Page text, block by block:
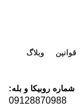
قوانین وبلاگ
شماره روبیکا و بله:
09128870988